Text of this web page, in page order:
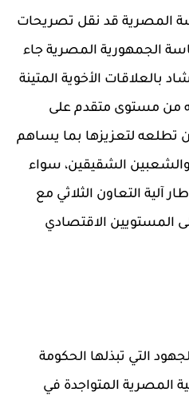
المصرية قد نقل تصريحات
الجمهورية المصرية جاء
بالعلاقات الأخوية المتينة
من مستوى متقدم على
تطلعه لتعزيزها بما يساهم
الشقيقين، سواء
آلية التعاون الثلاثي مع
المستويين الاقتصادي
التي تبذلها الحكومة
المصرية المتواجدة في